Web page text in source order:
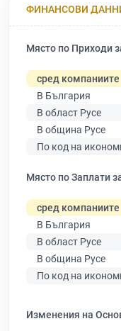
ФИНАНСОВИ
Място по Приходи
сред компаниите
В България
В област Русе
В община Русе
По код на
Място по Заплати
сред компаниите
В България
В област Русе
В община Русе
По код на
Изменения на